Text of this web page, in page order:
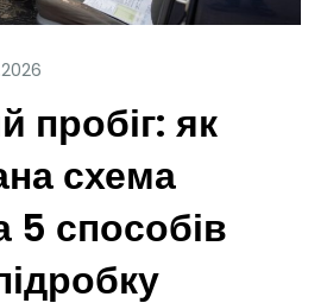
пробіг: як
схема
5 способів